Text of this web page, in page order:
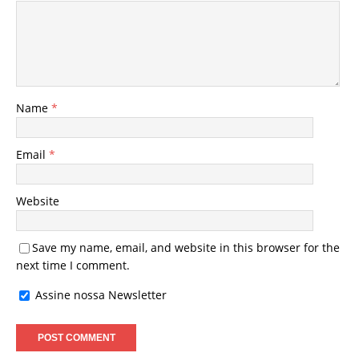
Name *
Email *
Website
Save my name, email, and website in this browser for the
next time I comment.
Assine nossa Newsletter